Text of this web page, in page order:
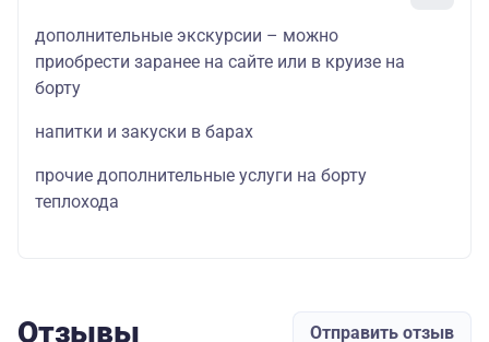
дополнительные экскурсии – можно
приобрести заранее на сайте или в круизе на
борту
напитки и закуски в барах
прочие дополнительные услуги на борту
теплохода
Отзывы Отправить отзыв